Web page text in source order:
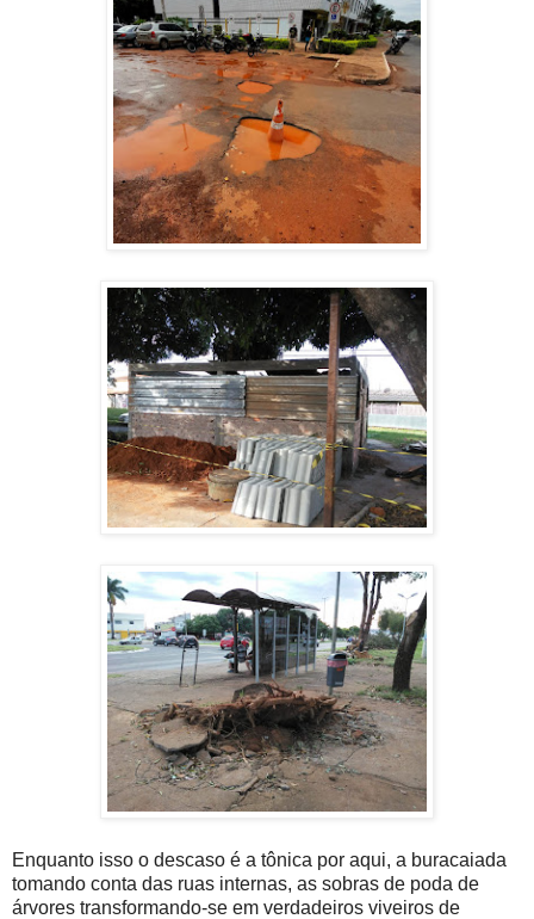
Enquanto isso o descaso é a tônica por aqui, a buracaiada
tomando conta das ruas internas, as sobras de poda de
árvores transformando-se em verdadeiros viveiros de